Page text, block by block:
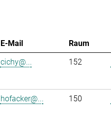
E-Mail Raum
cichy@... 152
hofacker@... 150